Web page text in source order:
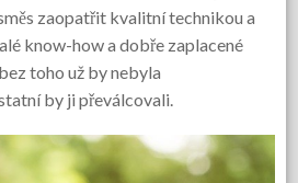
zaopatřit kvalitní technikou a
know-how a dobře zaplacené
toho už by nebyla
by ji převálcovali.